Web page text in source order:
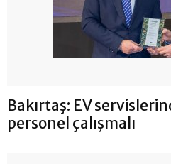
Bakırtaş: EV
personel çalışmalı